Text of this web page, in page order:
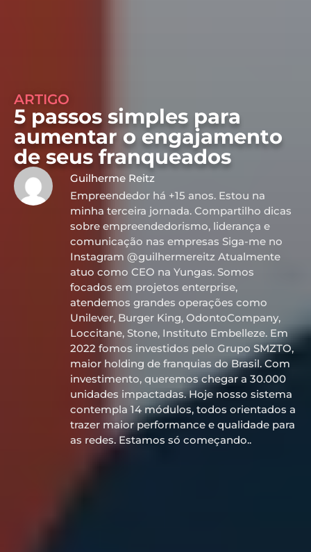
ARTIGO
5 passos simples para
aumentar o engajamento
de seus franqueados
Guilherme Reitz
Empreendedor há +15 anos. Estou na
minha terceira jornada. Compartilho dicas
sobre empreendedorismo, liderança e
comunicação nas empresas Siga-me no
Instagram @guilhermereitz Atualmente
atuo como CEO na Yungas. Somos
focados em projetos enterprise,
atendemos grandes operações como
Unilever, Burger King, OdontoCompany,
Loccitane, Stone, Instituto Embelleze. Em
2022 fomos investidos pelo Grupo SMZTO,
maior holding de franquias do Brasil. Com
investimento, queremos chegar a 30.000
unidades impactadas. Hoje nosso sistema
contempla 14 módulos, todos orientados a
trazer maior performance e qualidade para
as redes. Estamos só começando..